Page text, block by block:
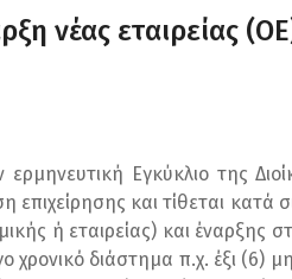
νέας εταιρείας
Εγκύκλιο της
επιχείρησης και τίθεται
ή εταιρείας) και έναρξης
χρονικό διάστημα π.χ. έξι (6)